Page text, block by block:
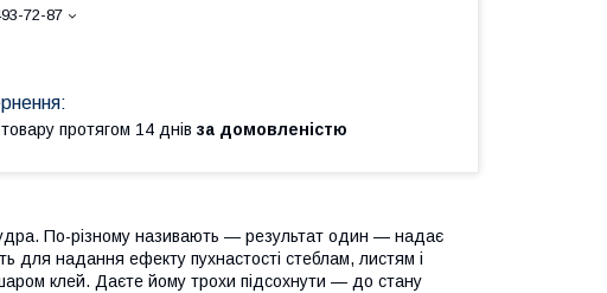
72-87
протягом 14 днів за домовленістю
По-різному називають ― результат один — надає
для надання ефекту пухнастості стеблам, листям і
клей. Даєте йому трохи підсохнути — до стану